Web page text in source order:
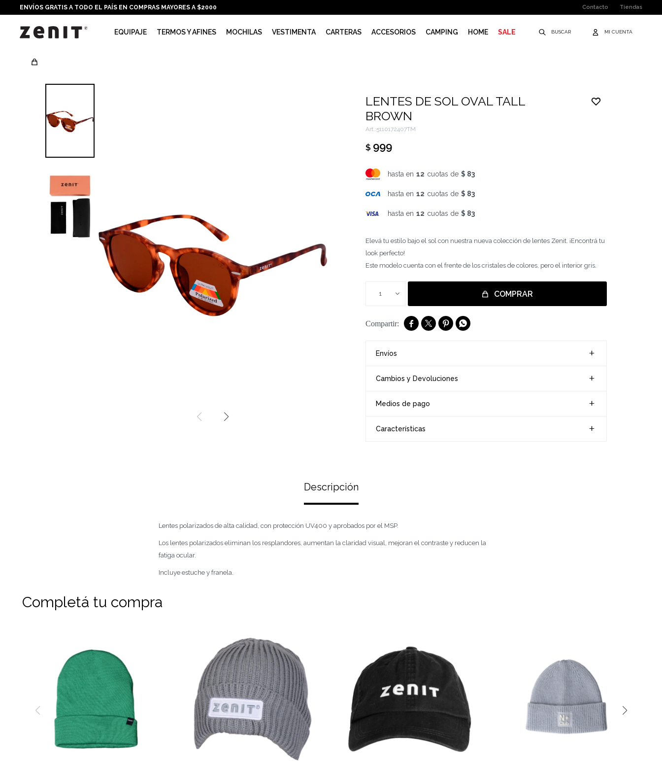
EQUIPAJE TERMOS Y AFINES MOCHILAS VESTIMENTA CARTERAS ACCESORIOS CAMPING HOME SALE
ENVÍOS GRATIS A TODO EL PAÍS EN COMPRAS MAYORES A $2000 Contacto Tiendas
LENTES DE SOL OVAL TALL
BROWN
5110172407TM
$ 999
hasta en 12 cuotas de $ 83
hasta en 12 cuotas de $ 83
hasta en 12 cuotas de $ 83
Elevá tu estilo bajo el sol con nuestra nueva colección de lentes Zenit. ¡Encontrá tu
look perfecto!
Este modelo cuenta con el frente de los cristales de colores, pero el interior gris.
1 COMPRAR
   
Envíos
Cambios y Devoluciones
Medios de pago
Características
Descripción
Lentes polarizados de alta calidad, con protección UV400 y aprobados por el MSP.
Los lentes polarizados eliminan los resplandores, aumentan la claridad visual, mejoran el contraste y reducen la
fatiga ocular.
Incluye estuche y franela.
Completá tu compra